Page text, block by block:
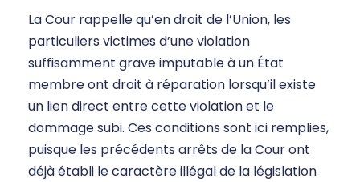
La Cour rappelle qu’en droit de l’Union, les
particuliers victimes d’une violation
suffisamment grave imputable à un État
membre ont droit à réparation lorsqu’il existe
un lien direct entre cette violation et le
dommage subi. Ces conditions sont ici remplies,
puisque les précédents arrêts de la Cour ont
déjà établi le caractère illégal de la législation